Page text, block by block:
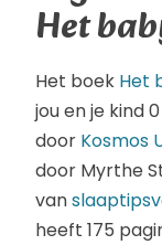
Het
Het boek Het
jou en je kind
door Kosmos
door Myrthe
van
heeft 175